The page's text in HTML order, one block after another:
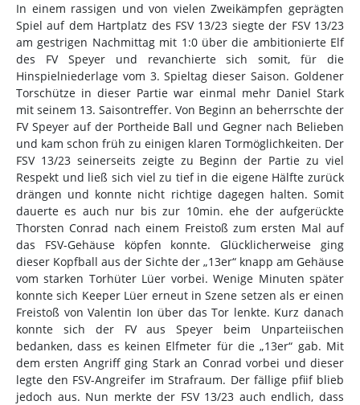
In einem rassigen und von vielen Zweikämpfen geprägten
Spiel auf dem Hartplatz des FSV 13/23 siegte der FSV 13/23
am gestrigen Nachmittag mit 1:0 über die ambitionierte Elf
des FV Speyer und revanchierte sich somit, für die
Hinspielniederlage vom 3. Spieltag dieser Saison. Goldener
Torschütze in dieser Partie war einmal mehr Daniel Stark
mit seinem 13. Saisontreffer. Von Beginn an beherrschte der
FV Speyer auf der Portheide Ball und Gegner nach Belieben
und kam schon früh zu einigen klaren Tormöglichkeiten. Der
FSV 13/23 seinerseits zeigte zu Beginn der Partie zu viel
Respekt und ließ sich viel zu tief in die eigene Hälfte zurück
drängen und konnte nicht richtige dagegen halten. Somit
dauerte es auch nur bis zur 10min. ehe der aufgerückte
Thorsten Conrad nach einem Freistoß zum ersten Mal auf
das FSV-Gehäuse köpfen konnte. Glücklicherweise ging
dieser Kopfball aus der Sichte der „13er“ knapp am Gehäuse
vom starken Torhüter Lüer vorbei. Wenige Minuten später
konnte sich Keeper Lüer erneut in Szene setzen als er einen
Freistoß von Valentin Ion über das Tor lenkte. Kurz danach
konnte sich der FV aus Speyer beim Unparteiischen
bedanken, dass es keinen Elfmeter für die „13er“ gab. Mit
dem ersten Angriff ging Stark an Conrad vorbei und dieser
legte den FSV-Angreifer im Strafraum. Der fällige pfiif blieb
jedoch aus. Nun merkte der FSV 13/23 auch endlich, dass